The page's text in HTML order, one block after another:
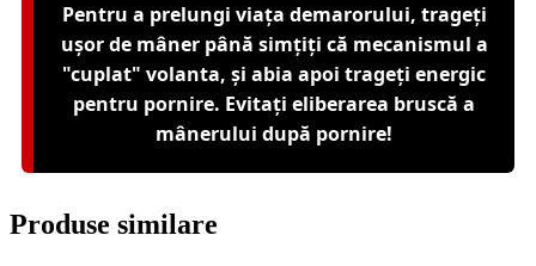
Pentru a prelungi viața demarorului, trageți
ușor de mâner până simțiți că mecanismul a
"cuplat" volanta, și abia apoi trageți energic
pentru pornire. Evitați eliberarea bruscă a
mânerului după pornire!
Produse similare